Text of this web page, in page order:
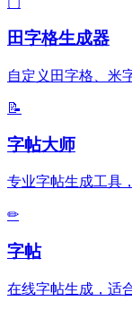
田字格生成器
自定义田字格、米
📝
字帖大师
专业字帖生成工具
✏
字帖
在线字帖生成，适